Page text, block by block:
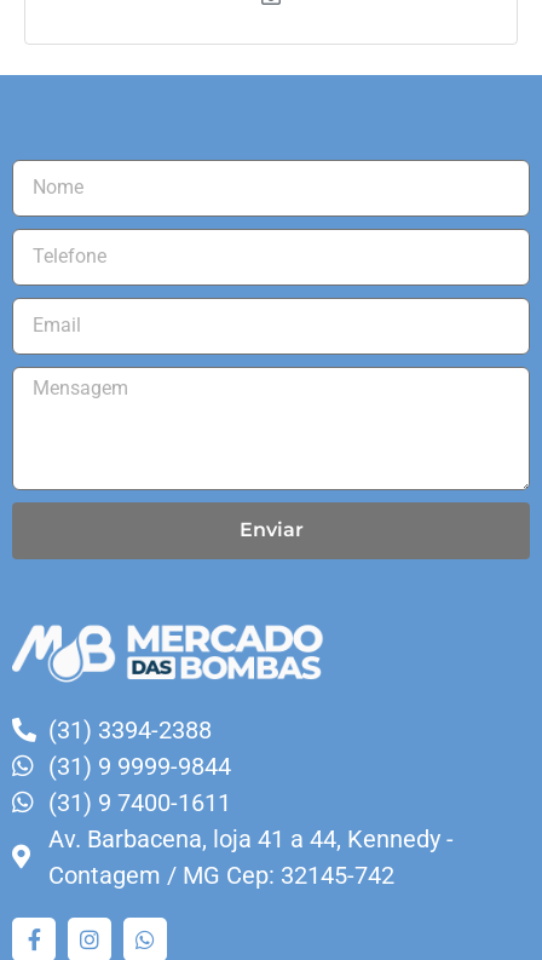
(31) 3394-2388
(31) 9 9999-9844
(31) 9 7400-1611
Av. Barbacena, loja 41 a 44, Kennedy -
Contagem / MG Cep: 32145-742
Enviar